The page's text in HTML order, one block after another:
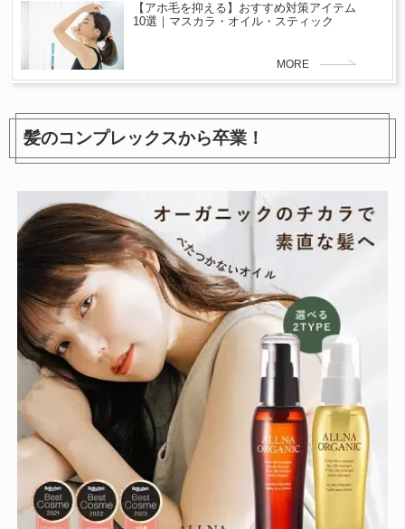
【アホ毛を抑える】おすすめ対策アイテム
10選｜マスカラ・オイル・スティック
MORE
髪のコンプレックスから卒業！